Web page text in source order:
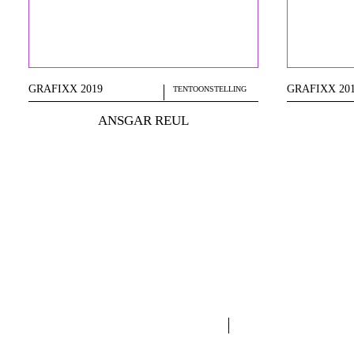
GRAFIXX 2019 TENTOONSTELLING
ANSGAR REUL
GRAFIXX